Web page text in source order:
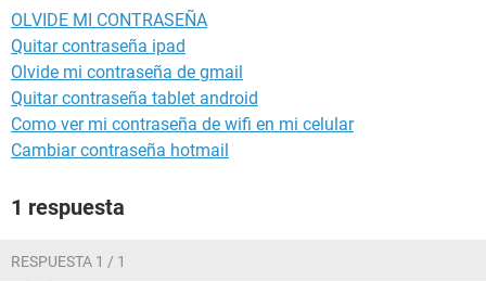
OLVIDE MI CONTRASEÑA
Quitar contraseña ipad
Olvide mi contraseña de gmail
Quitar contraseña tablet android
Como ver mi contraseña de wifi en mi celular
Cambiar contraseña hotmail
1 respuesta
RESPUESTA 1 / 1